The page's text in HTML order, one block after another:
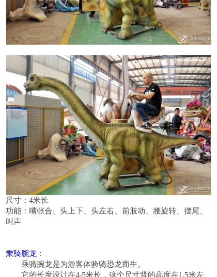
尺寸：4米长
功能： 嘴张合、头上下、头左右、前肢动、腰旋转、摆尾、
叫声
乘骑腕龙 ：
乘骑腕龙是为游客体验骑恐龙而生。
它的长度设计在4-5米长，这个尺寸背的高度在1.5米左